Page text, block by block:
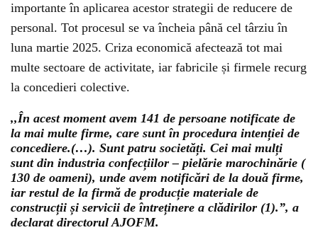
importante în aplicarea acestor strategii de reducere de
personal. Tot procesul se va încheia până cel târziu în
luna martie 2025. Criza economică afectează tot mai
multe sectoare de activitate, iar fabricile și firmele recurg
la concedieri colective.
,,În acest moment avem 141 de persoane notificate de
la mai multe firme, care sunt în procedura intenției de
concediere.(…). Sunt patru societăți. Cei mai mulți
sunt din industria confecțiilor – pielărie marochinărie (
130 de oameni), unde avem notificări de la două firme,
iar restul de la firmă de producție materiale de
construcții și servicii de întreținere a clădirilor (1).”, a
declarat directorul AJOFM.